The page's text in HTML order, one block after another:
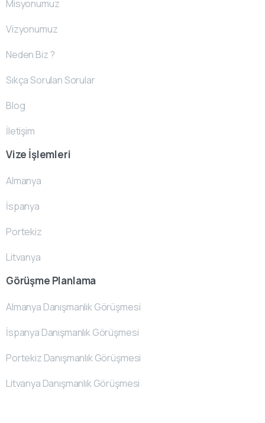
Misyonumuz
Vizyonumuz
Neden Biz ?
Sıkça Sorulan Sorular
Blog
İletişim
Vize İşlemleri
Almanya
İspanya
Portekiz
Litvanya
Görüşme Planlama
Almanya Danışmanlık Görüşmesi
İspanya Danışmanlık Görüşmesi
Portekiz Danışmanlık Görüşmesi
Litvanya Danışmanlık Görüşmesi